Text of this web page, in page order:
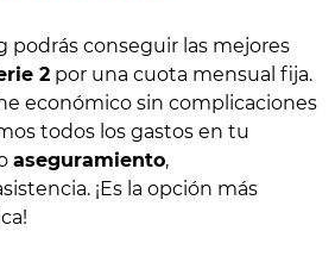
podrás conseguir las mejores
2 por una cuota mensual fija.
económico sin complicaciones
todos los gastos en tu
aseguramiento,
¡Es la opción más